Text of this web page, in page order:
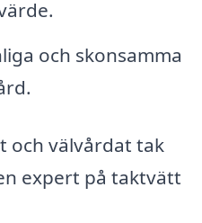
och skonsamma
och välvårdat tak
expert på taktvätt